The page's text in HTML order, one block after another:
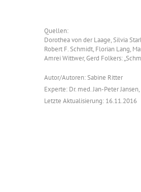
Quellen:
Dorothea von der Laage, Silvia
Robert F. Schmidt, Florian Lang,
Amrei Wittwer, Gerd Folkers:
Autor/Autoren: Sabine Ritter
Experte: Dr. med. Jan-Peter
Letzte Aktualisierung: 16.11.2016